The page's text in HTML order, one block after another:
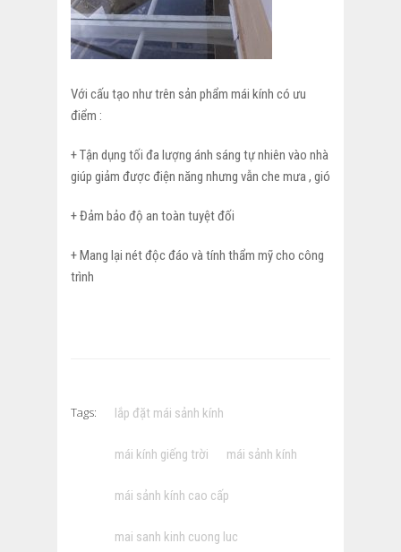
Với cấu tạo như trên sản phẩm mái kính có ưu
điểm :
+ Tận dụng tối đa lượng ánh sáng tự nhiên vào nhà
giúp giảm được điện năng nhưng vẫn che mưa , gió
+ Đảm bảo độ an toàn tuyệt đối
+ Mang lại nét độc đáo và tính thẩm mỹ cho công
trình
Tags: lắp đặt mái sảnh kính
mái kính giếng trời mái sảnh kính
mái sảnh kính cao cấp
mai sanh kinh cuong luc